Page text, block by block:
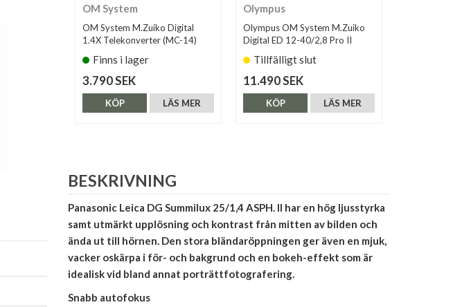
OM System
OM System M.Zuiko Digital
1.4X Telekonverter (MC-14)
Finns i lager
3.790 SEK
LÄS MER
KÖP
Olympus
Olympus OM System M.Zuiko
Digital ED 12-40/2,8 Pro II
Tillfälligt slut
11.490 SEK
LÄS MER
KÖP
BESKRIVNING
Panasonic Leica DG Summilux 25/1,4 ASPH. II har en hög ljusstyrka
samt utmärkt upplösning och kontrast från mitten av bilden och
ända ut till hörnen. Den stora bländaröppningen ger även en mjuk,
vacker oskärpa i för- och bakgrund och en bokeh-effekt som är
idealisk vid bland annat porträttfotografering.
Snabb autofokus